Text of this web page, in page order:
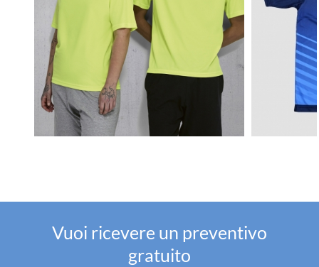
Vuoi ricevere un preventivo
gratuito